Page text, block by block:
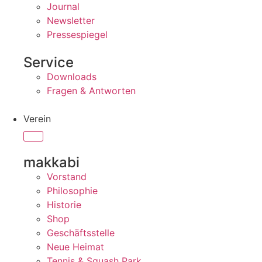
Journal
Newsletter
Pressespiegel
Service
Downloads
Fragen & Antworten
Verein
makkabi
Vorstand
Philosophie
Historie
Shop
Geschäftsstelle
Neue Heimat